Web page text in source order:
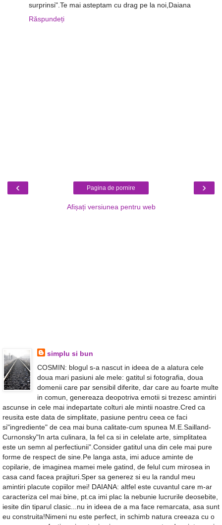
surprinsi".Te mai asteptam cu drag pe la noi,Daiana
Răspundeți
‹ ›
Pagina de pornire
Afișați versiunea pentru web
simplu si bun
COSMIN: blogul s-a nascut in ideea de a alatura cele
doua mari pasiuni ale mele: gatitul si fotografia, doua
domenii care par sensibil diferite, dar care au foarte multe
in comun, genereaza deopotriva emotii si trezesc amintiri
ascunse in cele mai indepartate colturi ale mintii noastre.Cred ca
reusita este data de simplitate, pasiune pentru ceea ce faci
si"ingrediente" de cea mai buna calitate-cum spunea M.E.Sailland-
Curnonsky"In arta culinara, la fel ca si in celelate arte, simplitatea
este un semn al perfectiunii".Consider gatitul una din cele mai pure
forme de respect de sine.Pe langa asta, imi aduce aminte de
copilarie, de imaginea mamei mele gatind, de felul cum mirosea in
casa cand facea prajituri.Sper sa generez si eu la randul meu
amintiri placute copiilor mei! DAIANA: altfel este cuvantul care m-ar
caracteriza cel mai bine, pt.ca imi plac la nebunie lucrurile deosebite,
iesite din tiparul clasic...nu in ideea de a ma face remarcata, asa sunt
eu construita!Nimeni nu este perfect, in schimb natura creeaza cu o